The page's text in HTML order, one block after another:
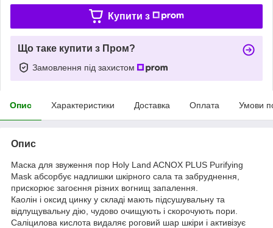
Купити з
Що таке купити з Пром?
Замовлення під захистом
Опис Характеристики Доставка Оплата Умови
Опис
Маска для звуження пор Holy Land ACNOX PLUS Purifying
Mask абсорбує надлишки шкірного сала та забруднення,
прискорює загоєння різних вогнищ запалення.
Каолін і оксид цинку у складі мають підсушувальну та
відлущувальну дію, чудово очищують і скорочують пори.
Саліцилова кислота видаляє роговий шар шкіри і активізує